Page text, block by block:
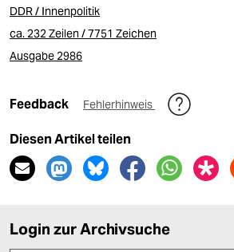
DDR / Innenpolitik
ca. 232 Zeilen / 7751 Zeichen
Ausgabe 2986
Feedback Fehlerhinweis
Diesen Artikel teilen
Login zur Archivsuche